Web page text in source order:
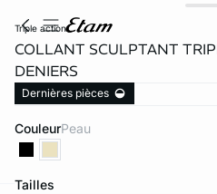
triple action
COLLANT SCULPTANT
DENIERS
Dernières pièces
Couleur peau
Tailles